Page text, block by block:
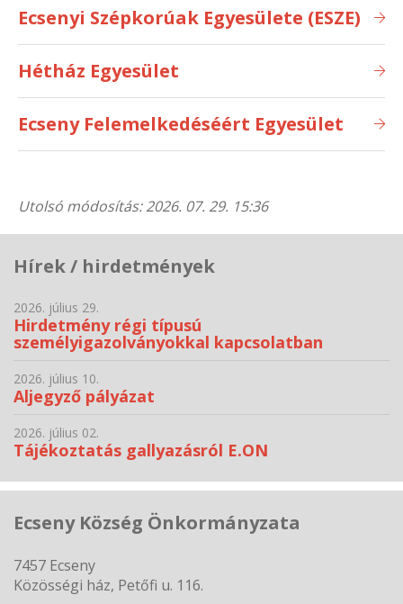
Ecsenyi Szépkorúak Egyesülete (ESZE)
Hétház Egyesület
Ecseny Felemelkedéséért Egyesület
Utolsó módosítás: 2026. 07. 29. 15:36
Hírek / hirdetmények
2026. július 29.
Hirdetmény régi típusú
személyigazolványokkal kapcsolatban
2026. július 10.
Aljegyző pályázat
2026. július 02.
Tájékoztatás gallyazásról E.ON
Ecseny Község Önkormányzata
7457 Ecseny
Közösségi ház, Petőfi u. 116.